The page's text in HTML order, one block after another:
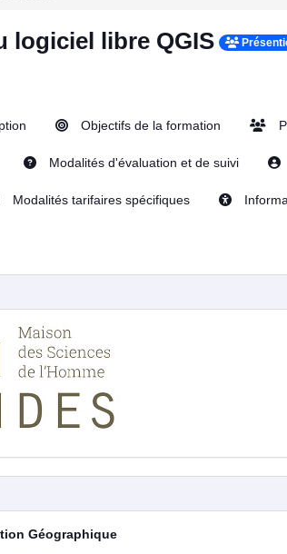
logiciel libre QGIS
Objectifs de la formation
Modalités d'évaluation et de suivi
Modalités tarifaires spécifiques
Géographique